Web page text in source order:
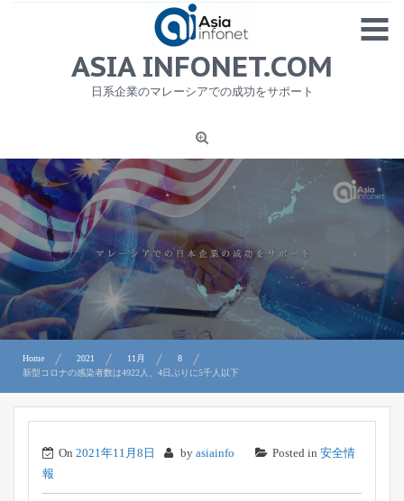
MENU
1
ニュース
労務サービス
プライバシーポリシー及び著作権について
お問合せ
ASIA INFONET.COM
日系企業のマレーシアでの成功をサポート
Home 2021 11月
8
新型コロナの感染者数は4922人、4日ぶりに5千人以下
On 2021年11月8日 by asiainfo Posted in 安全情
報